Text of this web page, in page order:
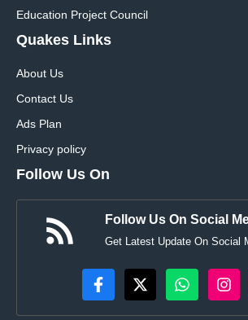
Education Project Council
Quakes Links
About Us
Contact Us
Ads Plan
Privacy policy
Follow Us On
Follow Us On Social
Get Latest Update On Social